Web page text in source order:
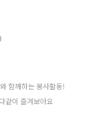
함께하는 봉사활동!
같이 즐겨보아요